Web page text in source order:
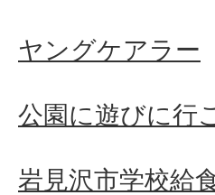
ヤングケアラー
公園に遊びに行
岩見沢市学校給